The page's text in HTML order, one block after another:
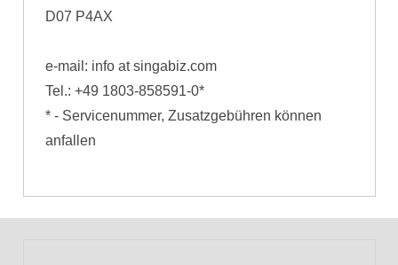
D07 P4AX
e-mail: info at singabiz.com
Tel.: +49 1803-858591-0*
* - Servicenummer, Zusatzgebühren können
anfallen